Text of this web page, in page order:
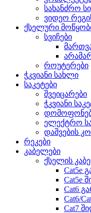
სახანძრო
ვიდეო
ქსელური
სვიჩები
როუტერები
ჭკვიანი სახლი
საკეტები
შვეიცარები
ჭკვიანი
ელექტრო
დაშვების
რეკები
კაბელები
ქსელის
Cat5e
Cat5e
Cat6
Cat6/
Cat7